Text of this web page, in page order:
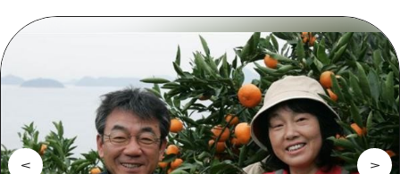
列表
推荐
示范行程
列表
探索